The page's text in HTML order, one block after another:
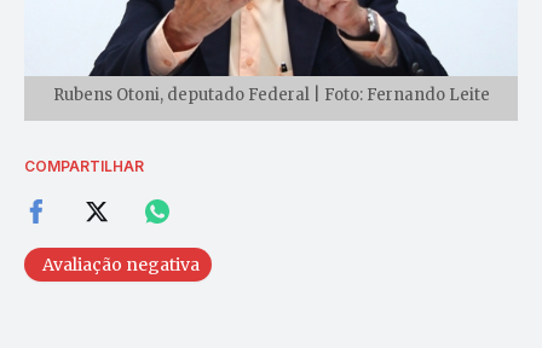
Rubens Otoni, deputado Federal | Foto: Fernando Leite
COMPARTILHAR
Avaliação negativa